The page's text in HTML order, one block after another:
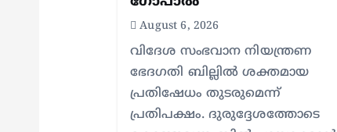
August 6, 2026
വിദേശ സംഭവാന നിയന്ത്രണ
ഭേദഗതി ബില്ലിൽ ശക്തമായ
പ്രതിഷേധം തുടരുമെന്ന്
പ്രതിപക്ഷം. ദുരുദ്ദേശത്തോടെ